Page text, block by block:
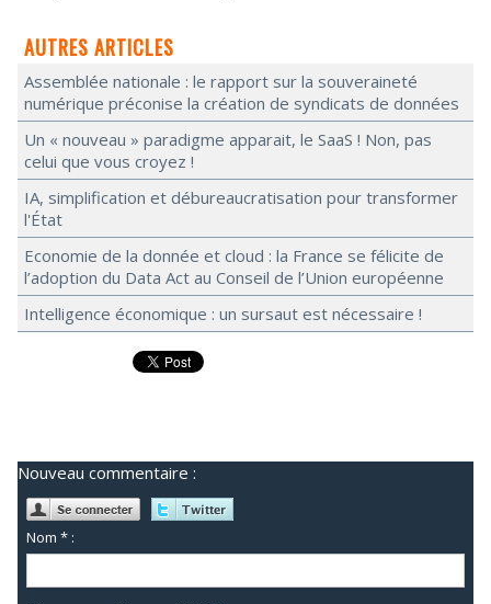
AUTRES ARTICLES
Assemblée nationale : le rapport sur la souveraineté
numérique préconise la création de syndicats de données
Un « nouveau » paradigme apparait, le SaaS ! Non, pas
celui que vous croyez !
IA, simplification et débureaucratisation pour transformer
l'État
Economie de la donnée et cloud : la France se félicite de
l’adoption du Data Act au Conseil de l’Union européenne
Intelligence économique : un sursaut est nécessaire !
Nouveau commentaire :
Nom * :